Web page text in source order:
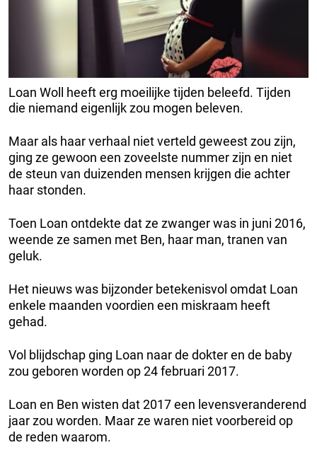
Loan Woll heeft erg moeilijke tijden beleefd. Tijden
die niemand eigenlijk zou mogen beleven.
Maar als haar verhaal niet verteld geweest zou zijn,
ging ze gewoon een zoveelste nummer zijn en niet
de steun van duizenden mensen krijgen die achter
haar stonden.
Toen Loan ontdekte dat ze zwanger was in juni 2016,
weende ze samen met Ben, haar man, tranen van
geluk.
Het nieuws was bijzonder betekenisvol omdat Loan
enkele maanden voordien een miskraam heeft
gehad.
Vol blijdschap ging Loan naar de dokter en de baby
zou geboren worden op 24 februari 2017.
Loan en Ben wisten dat 2017 een levensveranderend
jaar zou worden. Maar ze waren niet voorbereid op
de reden waarom.